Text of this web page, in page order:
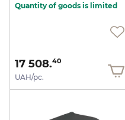
Quantity of goods is limited
17 508.40
UAH/pc.